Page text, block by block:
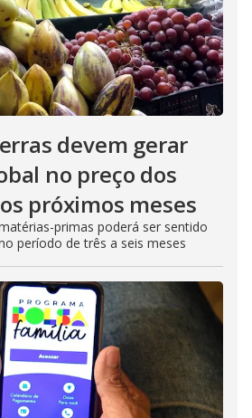
devem gerar
no preço dos
próximos meses
primas poderá ser sentido
período de três a seis meses